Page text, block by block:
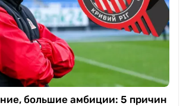
большие амбиции: 5 причин